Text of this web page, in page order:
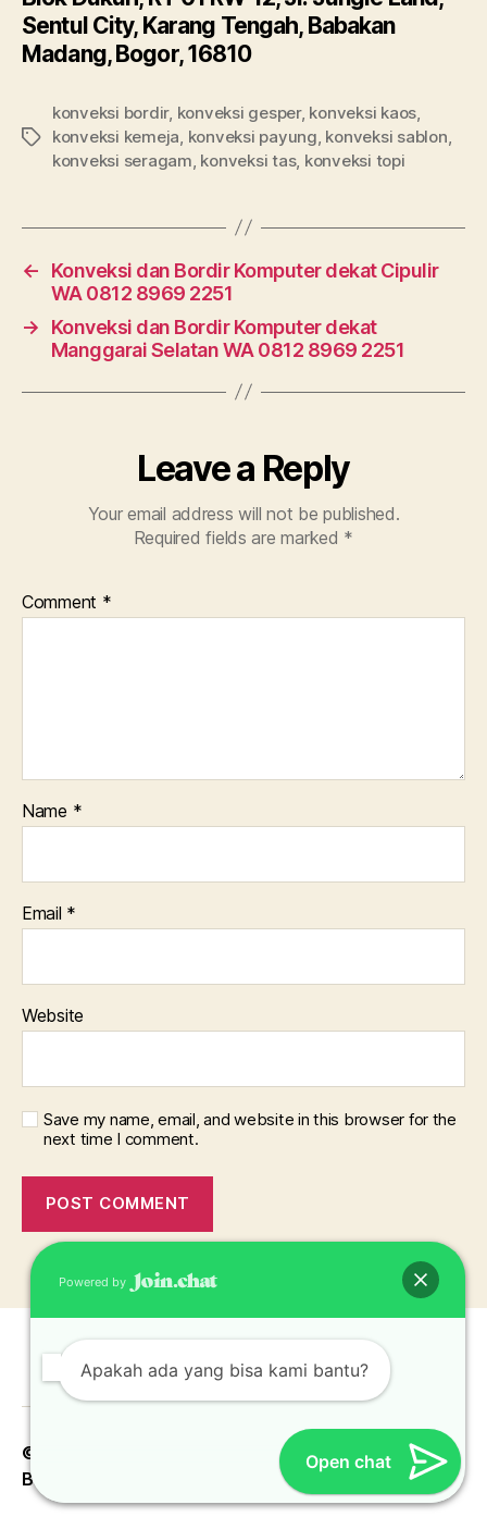
Sentul City, Karang Tengah, Babakan
Madang, Bogor, 16810
Tags
konveksi bordir, konveksi gesper, konveksi kaos
konveksi kemeja konveksi payung konveksi sablon
konveksi seragam konveksi tas, konveksi topi
←
Konveksi dan Bordir Komputer dekat Cipulir
WA 0812 8969 2251
→
Konveksi dan Bordir Komputer dekat
Manggarai Selatan WA 0812 8969 2251
Leave a Reply
Your email address will not be published.
Required fields are marked *
Comment *
Name *
Email *
Website
Save my name, email, and website in this browser for the
next time I comment.
© 2026
Konveksi Topi Jakarta Bekasi Depok
Bogor
Up ↑
Powered by
Apakah ada yang bisa kami bantu?
Open chat